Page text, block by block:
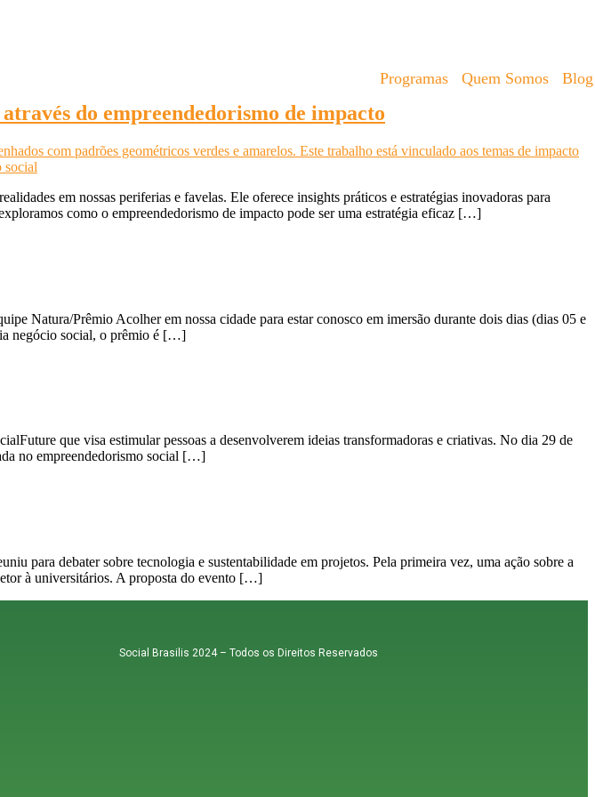
Programas Quem Somos Blog
do empreendedorismo de impacto
em nossas periferias e favelas. Ele oferece insights práticos e estratégias inovadoras para
como o empreendedorismo de impacto pode ser uma estratégia eficaz […]
Natura/Prêmio Acolher em nossa cidade para estar conosco em imersão durante dois dias (dias 05 e
negócio social, o prêmio é […]
que visa estimular pessoas a desenvolverem ideias transformadoras e criativas. No dia 29 de
no empreendedorismo social […]
para debater sobre tecnologia e sustentabilidade em projetos. Pela primeira vez, uma ação sobre a
à universitários. A proposta do evento […]
Social Brasilis 2024 – Todos os Direitos Reservados